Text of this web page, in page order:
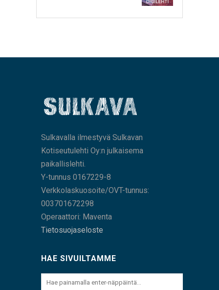
Sulkavalla ilmestyvä Sulkavan
Kotiseutulehti Oy:n julkaisema
paikallislehti.
Y-tunnus 0167229-8
Verkkolaskuosoite/OVT-tunnus:
003701672298
Operaattori: Maventa
Tietosuojaseloste
HAE SIVUILTAMME